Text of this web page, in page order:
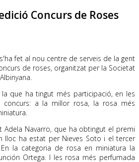
Concurs de Roses
fet al nou centre de serveis de la gent
de roses, organitzat per la Societat
que ha tingut més participació, en les
concurs: a la millor rosa, la rosa més
Adela Navarro, que ha obtingut el premi
lloc ha estat per Nieves Soto i el tercer
En la categoria de rosa en miniatura la
Ortega. I les rosa més perfumada